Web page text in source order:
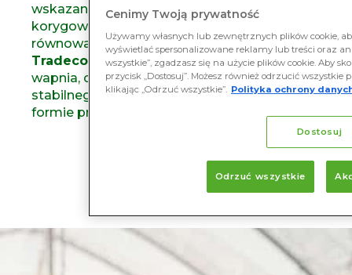
wskazany do stosowania zapobieganie i
korygowanie niedoborów i zaburzeń
równowagi w przyswajaniu wapnia.
Tradecorp Cadostarcza niezbędnego
wapnia, całkowicie schelatowanego i
stabilnego, w rozpuszczalnej i przyswajalnej
formie przez uprawy.
Cenimy Twoją prywatność
Używamy własnych lub zewnętrznych plików cookie,
wyświetlać spersonalizowane reklamy lub treści oraz
wszystkie”, zgadzasz się na użycie plików cookie. Aby
przycisk „Dostosuj”. Możesz również odrzucić
klikając „Odrzuć wszystkie”. Polityka ochrony
Dostosuj
Odrzuć wszystkie